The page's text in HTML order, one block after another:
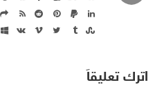
اترك تعليقاً